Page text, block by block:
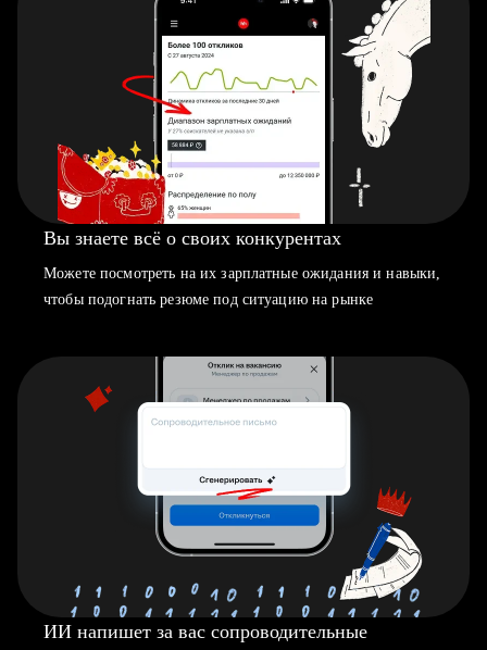
Вы знаете всё о своих конкурентах
Можете посмотреть на их зарплатные ожидания и навыки,
чтобы подогнать резюме под ситуацию на рынке
ИИ напишет за вас сопроводительные